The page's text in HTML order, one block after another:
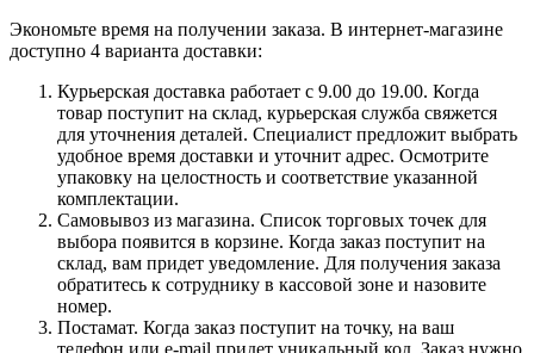
Экономьте время на получении заказа. В интернет-магазине
доступно 4 варианта доставки:
Курьерская доставка работает с 9.00 до 19.00. Когда
товар поступит на склад, курьерская служба свяжется
для уточнения деталей. Специалист предложит выбрать
удобное время доставки и уточнит адрес. Осмотрите
упаковку на целостность и соответствие указанной
комплектации.
Самовывоз из магазина. Список торговых точек для
выбора появится в корзине. Когда заказ поступит на
склад, вам придет уведомление. Для получения заказа
обратитесь к сотруднику в кассовой зоне и назовите
номер.
Постамат. Когда заказ поступит на точку, на ваш
телефон или e-mail придет уникальный код. Заказ нужно